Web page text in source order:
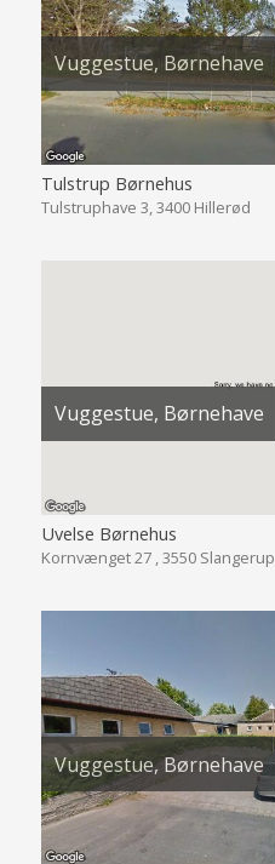
Vuggestue, Børnehave
Tulstrup Børnehus
Tulstruphave 3, 3400 Hillerød
Vuggestue, Børnehave
Uvelse Børnehus
Kornvænget 27 , 3550 Slangerup
Vuggestue, Børnehave